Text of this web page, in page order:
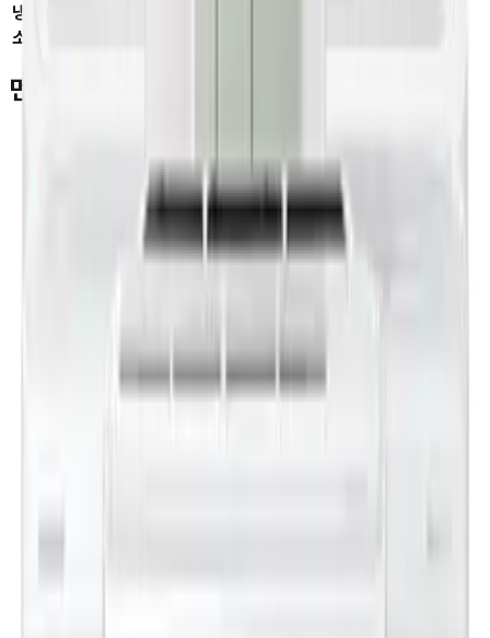
냉방능력
소비전력
먼저 꾸다Pay를 이용하신 고객님들